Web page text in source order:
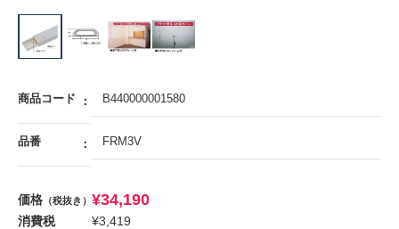
商品コード B440000001580
品番 FRM3V
価格 （税抜き） ¥34,190
消費税 ¥3,419